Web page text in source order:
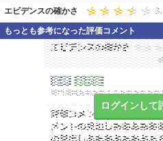
エビデンスの確かさ
もっとも参考になった評価コメント
ログインして